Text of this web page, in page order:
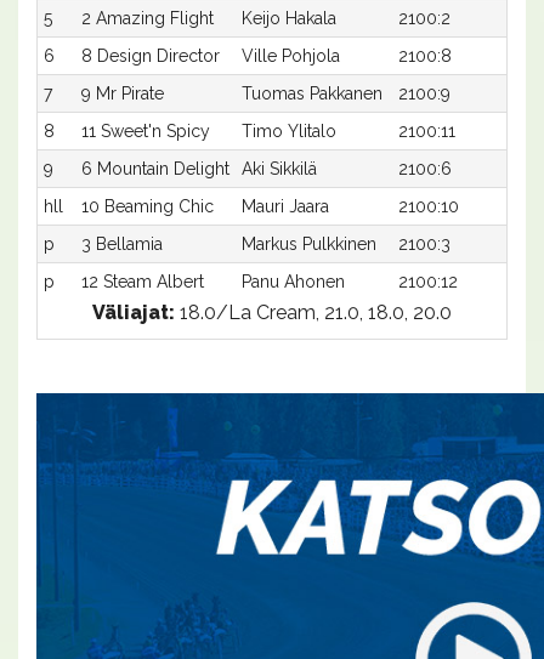
5
2 Amazing Flight Keijo Hakala 2100:2
6
8 Design Director Ville Pohjola 2100:8
7
9 Mr Pirate Tuomas Pakkanen 2100:9
8
11 Sweet'n Spicy Timo Ylitalo 2100:11
9
6 Mountain Delight Aki Sikkilä 2100:6
hll
10 Beaming Chic Mauri Jaara 2100:10
p
3 Bellamia Markus Pulkkinen 2100:3
p
12 Steam Albert Panu Ahonen 2100:12
Väliajat: 18.0/La Cream, 21.0, 18.0, 20.0